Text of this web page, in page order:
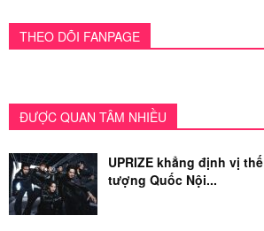
THEO DÕI FANPAGE
ĐƯỢC QUAN TÂM NHIỀU
UPRIZE khẳng định vị
tượng Quốc Nội...